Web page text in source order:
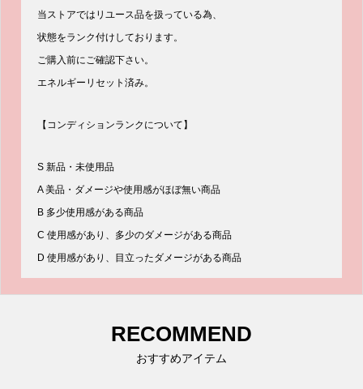
当ストアではリユース品を扱っている為、
状態をランク付けしております。
ご購入前にご確認下さい。
エネルギーリセット済み。
【コンディションランクについて】
S 新品・未使用品
A 美品・ダメージや使用感がほぼ無い商品
B 多少使用感がある商品
C 使用感があり、多少のダメージがある商品
D 使用感があり、目立ったダメージがある商品
RECOMMEND
おすすめアイテム